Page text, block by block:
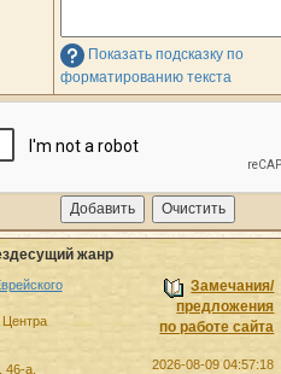
Показать подсказку по
форматированию текста
жанр
Замечания/
предложения
по работе сайта
2026-08-09 04:57:18
46-а.